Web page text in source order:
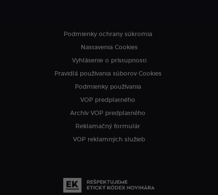
Podmienky ochrany súkromia
Nastavenia Cookies
Vyhlásenie o prístupnosti
Pravidlá používania súborov Cookies
Podmienky používania
VOP predplatného
Archív VOP predplatného
Reklamačný formulár
VOP reklamných služieb